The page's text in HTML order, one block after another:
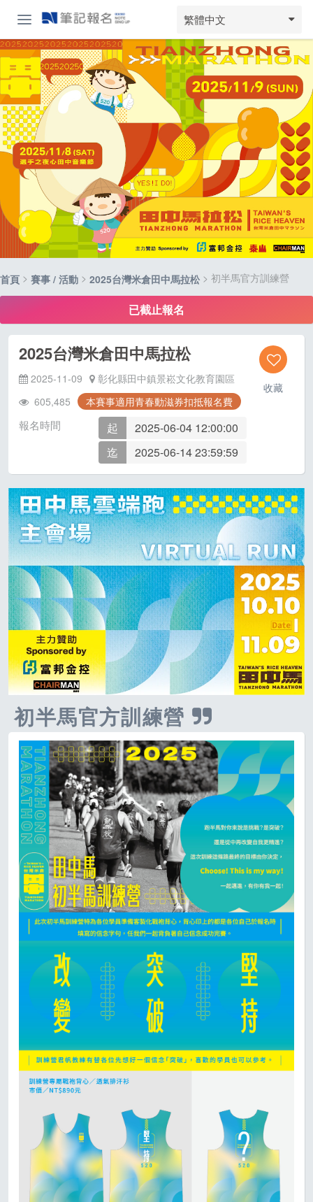
繁體中文
首頁 > 賽事 / 活動 > 2025台灣米倉田中馬拉松 > 初半馬官方訓練營
已截止報名
收藏
2025台灣米倉田中馬拉松
2025-11-09
彰化縣田中鎮景崧文化教育園區
605,485
本賽事適用青春動滋券扣抵報名費
報名時間 起
2025-06-04 12:00:00
迄
2025-06-14 23:59:59
初半馬官方訓練營